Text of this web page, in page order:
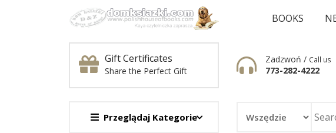
BOOKS
Gift Certificates
Share the Perfect Gift
Zadzwoń / Call us
773-282-4222
Przeglądaj Kategorie